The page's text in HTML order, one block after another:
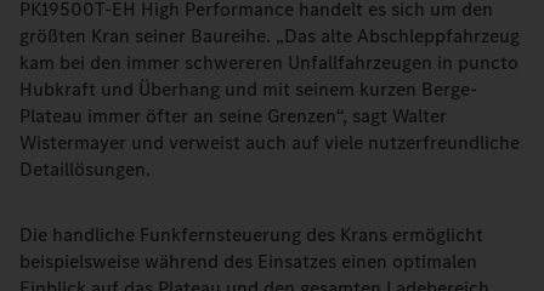
PK19500T-EH High Performance handelt es sich um den
größten Kran seiner Baureihe. „Das alte Abschleppfahrzeug
kam bei den immer schwereren Unfallfahrzeugen in puncto
Hubkraft und Überhang und mit seinem kurzen Berge-
Plateau immer öfter an seine Grenzen“, sagt Walter
Wistermayer und verweist auch auf viele nutzerfreundliche
Detaillösungen.
Die handliche Funkfernsteuerung des Krans ermöglicht
beispielsweise während des Einsatzes einen optimalen